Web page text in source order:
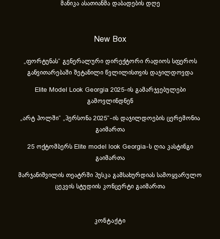
მანიკა ასათიანმა დაბადების დღე
New Box
„ფორტუნას“ გენერალური დირექტორი რადიოს სფეროს
განვითარებაში შეტანილი წვლილისთვის დაჯილდოვდა
Elite Model Look Georgia 2025-ის გამარჯვებულები
გამოვლინდნენ
„არტ ჰოლში“ „პერსონა 2025“-ის დაჯილდოების ცერემონია
გაიმართა
25 ოქტომბერს Elite model look Georgia-ს ღია კასტინგი
გაიმართა
მარჯანიშვილის თეატრში პუსკა გამსახურდიას სამოყვარულო
ცეკვის სტუდიის კონცერტი გაიმართა
კონტაქტი